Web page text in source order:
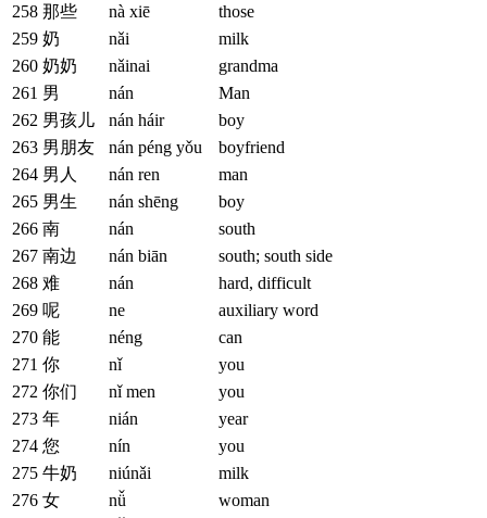
258 那些 nà xiē
those
259 奶 nǎi
milk
260 奶奶 nǎinai
grandma
261 男 nán
Man
262 男孩儿 nán háir
boy
263 男朋友 nán péng yǒu
boyfriend
264 男人 nán ren
man
265 男生 nán shēng
boy
266 南 nán
south
267 南边 nán biān
south; south side
268 难 nán
hard, difficult
269 呢 ne
auxiliary word
270 能 néng
can
271 你 nǐ
you
272 你们 nǐ men
you
273 年 nián
year
274 您 nín
you
275 牛奶 niúnǎi
milk
276 女 nǚ
woman